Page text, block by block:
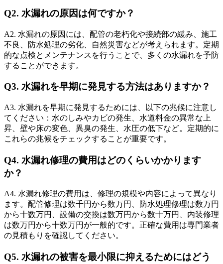
水漏れ修理の費用要素
Q2. 水漏れの原因は何ですか？
A2. 水漏れの原因には、配管の老朽化や接続部の緩み、施工
不良、防水処理の劣化、自然災害などが考えられます。定期
的な点検とメンテナンスを行うことで、多くの水漏れを予防
することができます。
Q3. 水漏れを早期に発見する方法はありますか？
A3. 水漏れを早期に発見するためには、以下の兆候に注意し
てください：水のしみやカビの発生、水道料金の異常な上
昇、壁や床の変色、異臭の発生、水圧の低下など。定期的に
これらの兆候をチェックすることが重要です。
Q4. 水漏れ修理の費用はどのくらいかかります
か？
A4. 水漏れ修理の費用は、修理の規模や内容によって異なり
ます。配管修理は数千円から数万円、防水処理修理は数万円
から十数万円、設備の交換は数万円から数十万円、内装修理
は数万円から十数万円が一般的です。正確な費用は専門業者
の見積もりを確認してください。
Q5. 水漏れの被害を最小限に抑えるためにはどう